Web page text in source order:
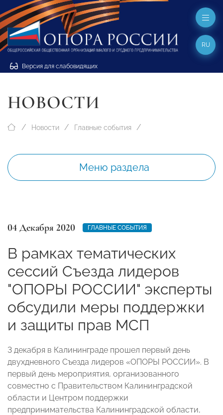
Версия для слабовидящих
RU
НОВОСТИ
Новости Главные события
Меню раздела
04 Декабря 2020 ГЛАВНЫЕ СОБЫТИЯ
В рамках тематических
сессий Съезда лидеров
"ОПОРЫ РОССИИ" эксперты
обсудили меры поддержки
и защиты прав МСП
3 декабря в Калининграде прошел первый день
двухдневного Съезда лидеров «ОПОРЫ РОССИИ». В
первый день мероприятия, организованного
совместно с Правительством Калининградской
области и Центром поддержки
предпринимательства Калининградской области,